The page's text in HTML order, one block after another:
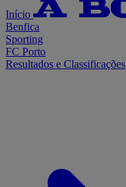
Início
Benfica
Sporting
FC Porto
Resultados e Classificações